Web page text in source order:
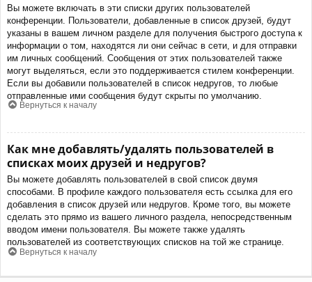
Вы можете включать в эти списки других пользователей
конференции. Пользователи, добавленные в список друзей, будут
указаны в вашем личном разделе для получения быстрого доступа к
информации о том, находятся ли они сейчас в сети, и для отправки
им личных сообщений. Сообщения от этих пользователей также
могут выделяться, если это поддерживается стилем конференции.
Если вы добавили пользователей в список недругов, то любые
отправленные ими сообщения будут скрыты по умолчанию.
Вернуться к началу
Как мне добавлять/удалять пользователей в
списках моих друзей и недругов?
Вы можете добавлять пользователей в свой список двумя
способами. В профиле каждого пользователя есть ссылка для его
добавления в список друзей или недругов. Кроме того, вы можете
сделать это прямо из вашего личного раздела, непосредственным
вводом имени пользователя. Вы можете также удалять
пользователей из соответствующих списков на той же странице.
Вернуться к началу